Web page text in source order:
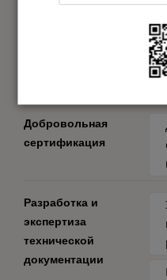
Другие
Добровольная
сертификация
Разработка и
экспертиза
технической
документации